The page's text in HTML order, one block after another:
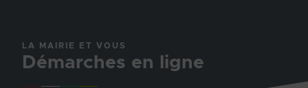
LA MAIRIE ET VOUS
Démarches en ligne